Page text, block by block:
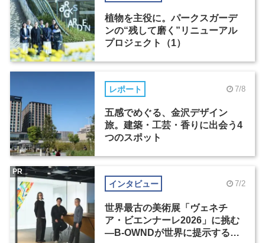
植物を主役に。パークスガーデ
ンの“残して磨く”リニューアル
プロジェクト（1）
レポート 7/8
五感でめぐる、金沢デザイン
旅。建築・工芸・香りに出会う4
つのスポット
インタビュー 7/2
世界最古の美術展「ヴェネチ
ア・ビエンナーレ2026」に挑む
―B-OWNDが世界に提示する美
PR